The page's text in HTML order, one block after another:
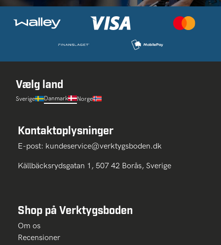
Vælg land
Sverige Danmark Norge
Kontaktoplysninger
E-post: kundeservice@verktygsboden.dk
Källbäcksrydsgatan 1, 507 42 Borås, Sverige
Shop på Verktygsboden
Om os
Recensioner